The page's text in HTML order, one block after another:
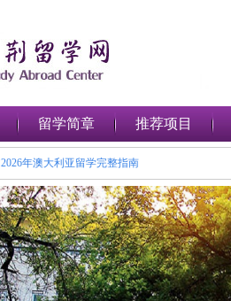
留学简章 推荐项目
2026年澳大利亚留学完整指南